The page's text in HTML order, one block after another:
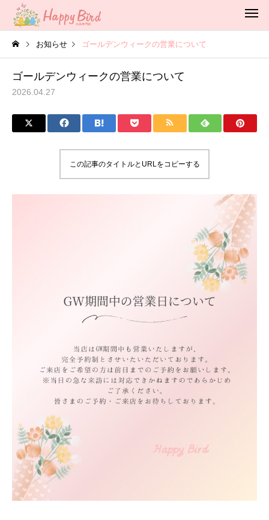
お知らせ ゴールデンウィークの営業について
ゴールデンウィークの営業について
2026.04.27
この記事のタイトルとURLをコピーする